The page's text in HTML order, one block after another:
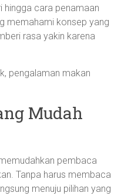
hingga cara penamaan
memahami konsep yang
rasa yakin karena
pengalaman makan
Mudah
pembaca
Tanpa harus membaca
menuju pilihan yang